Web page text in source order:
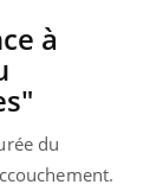
à
du